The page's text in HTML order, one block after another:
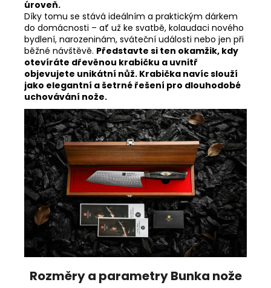
úroveň.
Díky tomu se stává ideálním a praktickým dárkem
do domácnosti – ať už ke svatbě, kolaudaci nového
bydlení, narozeninám, sváteční události nebo jen při
běžné návštěvě. Představte si ten okamžik, kdy
otevíráte dřevěnou krabičku a uvnitř
objevujete unikátní nůž. Krabička navíc slouží
jako elegantní a šetrné řešení pro dlouhodobé
uchovávání nože.
Rozměry a parametry Bunka nože